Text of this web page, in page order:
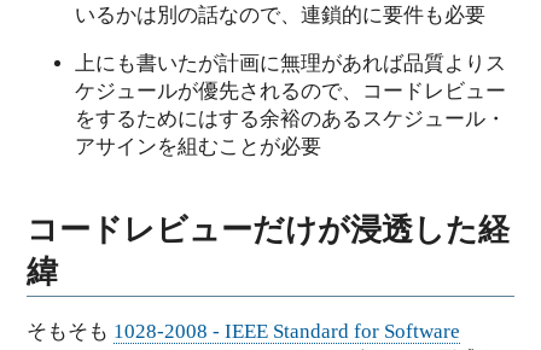
いるかは別の話なので、連鎖的に要件も必要
上にも書いたが計画に無理があれば品質よりス
ケジュールが優先されるので、コードレビュー
をするためにはする余裕のあるスケジュール・
アサインを組むことが必要
コードレビューだけが浸透した経
緯
そもそも 1028-2008 - IEEE Standard for Software